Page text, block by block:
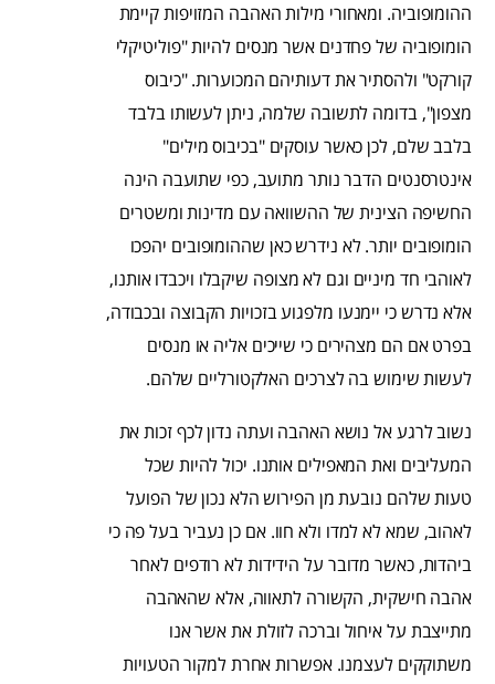
ההומופוביה. ומאחורי מילות האהבה המזויפות קיימת
הומופוביה של פחדנים אשר מנסים להיות "פוליטיקלי
קורקט" ולהסתיר את דעותיהם המכוערות. "כיבוס
מצפון", בדומה לתשובה שלמה, ניתן לעשותו בלבד
בלבב שלם, לכן כאשר עוסקים "בכיבוס מילים"
אינטרסנטים הדבר נותר מתועב, כפי שתועבה הינה
החשיפה הצינית של ההשוואה עם מדינות ומשטרים
הומופובים יותר. לא נידרש כאן שההומופובים יהפכו
לאוהבי חד מיניים וגם לא מצופה שיקבלו ויכבדו אותנו,
אלא נדרש כי יימנעו מלפגוע בזכויות הקבוצה ובכבודה,
בפרט אם הם מצהירים כי שייכים אליה או מנסים
לעשות שימוש בה לצרכים האלקטורליים שלהם.
נשוב לרגע אל נושא האהבה ועתה נדון לכף זכות את
המעליבים ואת המאפילים אותנו. יכול להיות שכל
טעות שלהם נובעת מן הפירוש הלא נכון של הפועל
לאהוב, שמא לא למדו ולא חוו. אם כן נעביר בעל פה כי
ביהדות, כאשר מדובר על הידידות לא רודפים לאחר
אהבה חישקית, הקשורה לתאווה, אלא שהאהבה
מתייצבת על איחול וברכה לזולת את אשר אנו
משתוקקים לעצמנו. אפשרות אחרת למקור הטעויות